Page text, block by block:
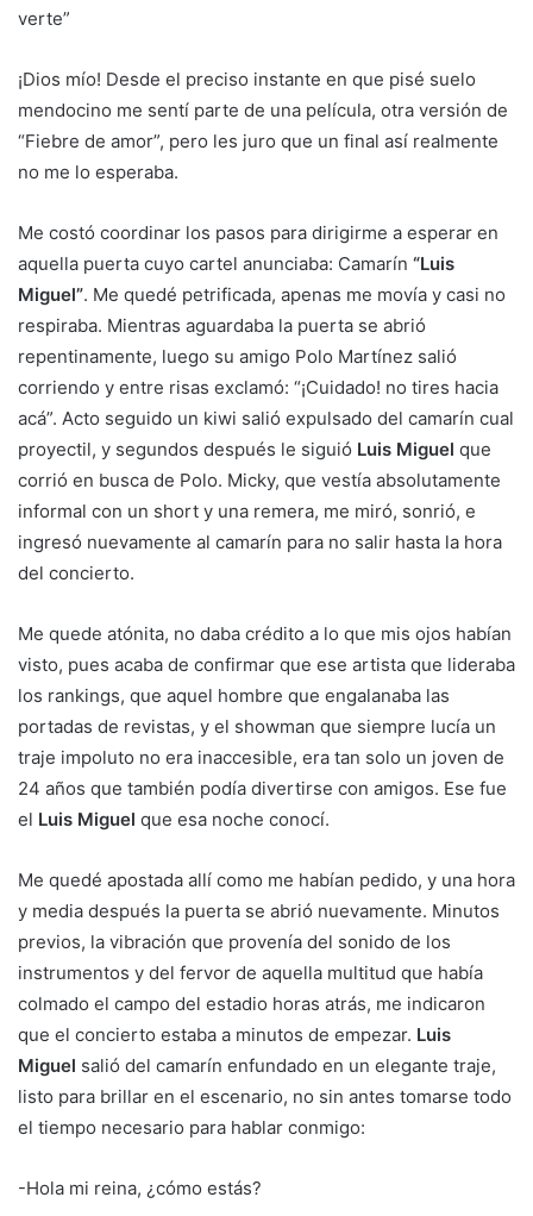
verte”
¡Dios mío! Desde el preciso instante en que pisé suelo
mendocino me sentí parte de una película, otra versión de
“Fiebre de amor”, pero les juro que un final así realmente
no me lo esperaba.
Me costó coordinar los pasos para dirigirme a esperar en
aquella puerta cuyo cartel anunciaba: Camarín “Luis
Miguel”. Me quedé petrificada, apenas me movía y casi no
respiraba. Mientras aguardaba la puerta se abrió
repentinamente, luego su amigo Polo Martínez salió
corriendo y entre risas exclamó: “¡Cuidado! no tires hacia
acá”. Acto seguido un kiwi salió expulsado del camarín cual
proyectil, y segundos después le siguió Luis Miguel que
corrió en busca de Polo. Micky, que vestía absolutamente
informal con un short y una remera, me miró, sonrió, e
ingresó nuevamente al camarín para no salir hasta la hora
del concierto.
Me quede atónita, no daba crédito a lo que mis ojos habían
visto, pues acaba de confirmar que ese artista que lideraba
los rankings, que aquel hombre que engalanaba las
portadas de revistas, y el showman que siempre lucía un
traje impoluto no era inaccesible, era tan solo un joven de
24 años que también podía divertirse con amigos. Ese fue
el Luis Miguel que esa noche conocí.
Me quedé apostada allí como me habían pedido, y una hora
y media después la puerta se abrió nuevamente. Minutos
previos, la vibración que provenía del sonido de los
instrumentos y del fervor de aquella multitud que había
colmado el campo del estadio horas atrás, me indicaron
que el concierto estaba a minutos de empezar. Luis
Miguel salió del camarín enfundado en un elegante traje,
listo para brillar en el escenario, no sin antes tomarse todo
el tiempo necesario para hablar conmigo:
-Hola mi reina, ¿cómo estás?